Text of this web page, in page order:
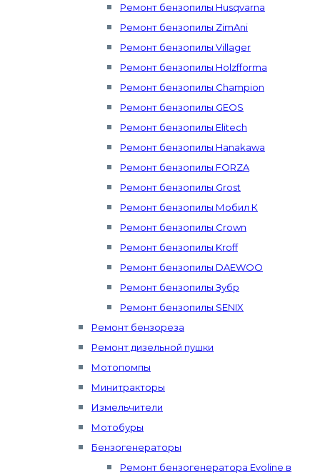
Ремонт бензопилы Husqvarna
Ремонт бензопилы ZimAni
Ремонт бензопилы Villager
Ремонт бензопилы Holzfforma
Ремонт бензопилы Champion
Ремонт бензопилы GEOS
Ремонт бензопилы Elitech
Ремонт бензопилы Hanakawa
Ремонт бензопилы FORZA
Ремонт бензопилы Grost
Ремонт бензопилы Мобил К
Ремонт бензопилы Crown
Ремонт бензопилы Kroff
Ремонт бензопилы DAEWOO
Ремонт бензопилы Зубр
Ремонт бензопилы SENIX
Ремонт бензореза
Ремонт дизельной пушки
Мотопомпы
Минитракторы
Измельчители
Мотобуры
Бензогенераторы
Ремонт бензогенератора Evoline в